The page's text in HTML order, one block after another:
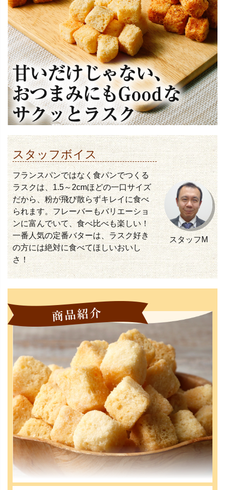
スタッフボイス
フランスパンではなく食パンでつくる
ラスクは、1.5～2cmほどの一口サイズ
だから、粉が飛び散らずキレイに食べ
られます。フレーバーもバリエーショ
ンに富んでいて、食べ比べも楽しい！
一番人気の定番バターは、ラスク好き
の方には絶対に食べてほしいおいし
さ！
スタッフM